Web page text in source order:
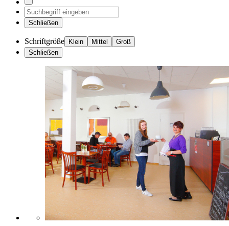
Schließen
Schriftgröße Klein Mittel
Groß
Schließen